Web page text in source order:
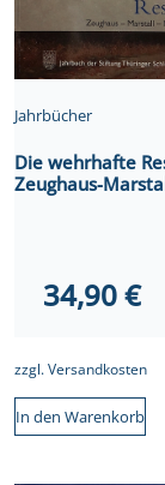
Jahrbücher
Die wehrhafte
Zeughaus-
34,90€
zzgl.Versandkosten
In den Warenkorb